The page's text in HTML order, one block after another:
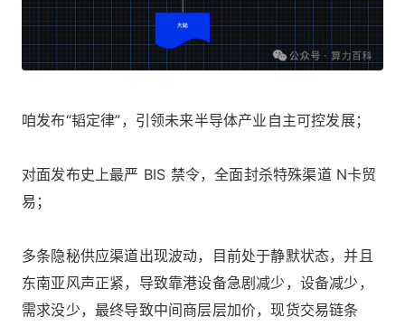
咱发布“韬定律”，引领未来半导体产业自主可控发展；
对面发布史上最严 BIS 禁令，全面封杀特殊渠道 N卡贸
易；
多条隐秘供应渠道出现波动，目前处于静默状态，并且
东南亚风声正紧，导致靠港设备急剧减少，设备减少，
需求没少，最终导致中间商层层加价，现货交易链条